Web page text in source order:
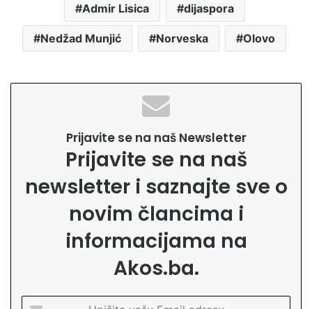
Admir Lisica dijaspora
Nedžad Munjić Norveska Olovo
Prijavite se na naš Newsletter
Prijavite se na naš
newsletter i saznajte sve o
novim člancima i
informacijama na
Akos.ba.